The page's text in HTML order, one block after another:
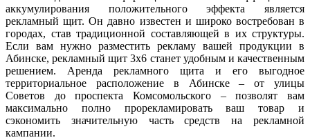
аккумулирования положительного эффекта является
рекламный щит. Он давно известен и широко востребован в
городах, став традиционной составляющей в их структуры.
Если вам нужно разместить рекламу вашей продукции в
Абинске, рекламный щит 3х6 станет удобным и качественным
решением. Аренда рекламного щита и его выгодное
территориальное расположение в Абинске – от улицы
Советов до проспекта Комсомольского – позволят вам
максимально полно прорекламировать ваш товар и
сэкономить значительную часть средств на рекламной
кампании.